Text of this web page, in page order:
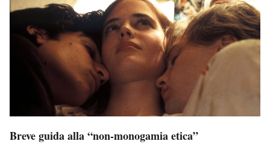
Breve guida alla “non-monogamia etica”